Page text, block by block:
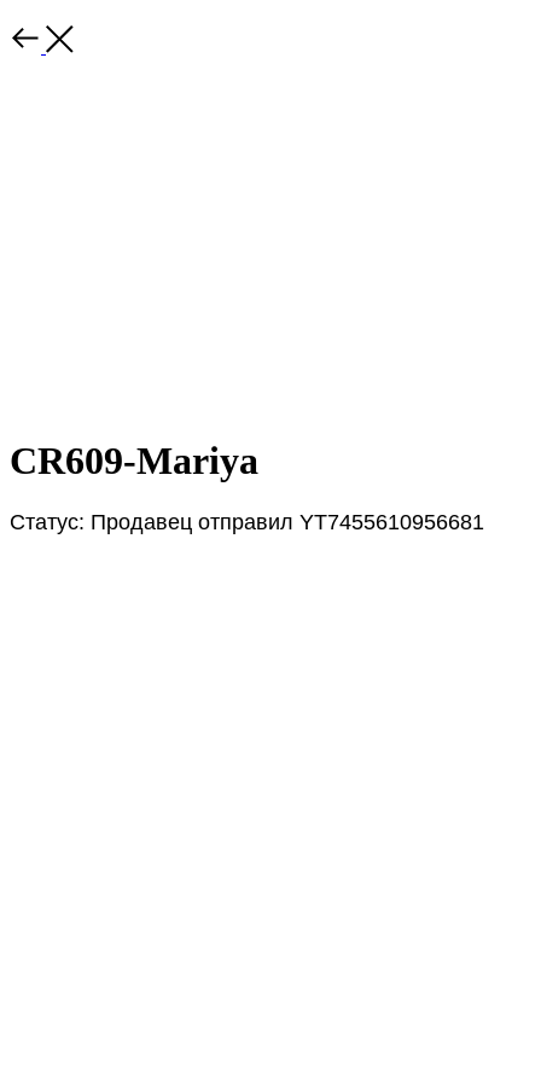
CR609-Mariya
Статус: Продавец отправил YT7455610956681